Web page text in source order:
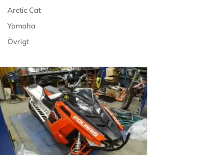
Arctic Cat
Yamaha
Övrigt